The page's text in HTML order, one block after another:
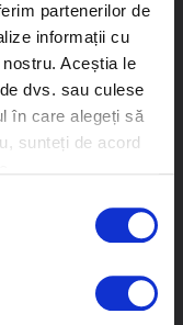
partenerilor de
informații cu
Aceștia le
dvs. sau culese
în care alegeți să
sunteți de acord
IT